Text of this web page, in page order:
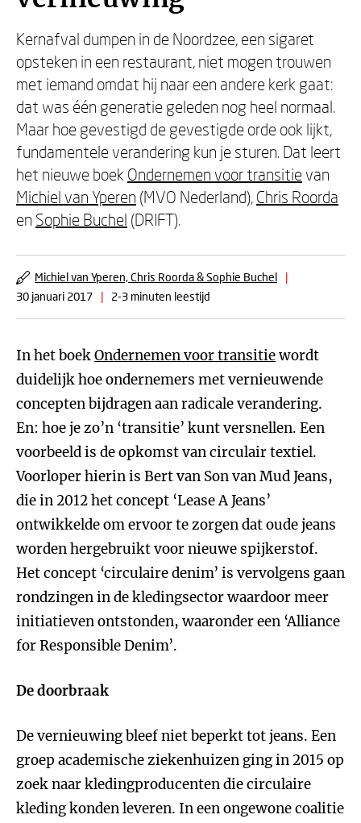
Kernafval dumpen in de Noordzee, een sigaret
opsteken in een restaurant, niet mogen trouwen
met iemand omdat hij naar een andere kerk gaat:
dat was één generatie geleden nog heel normaal.
Maar hoe gevestigd de gevestigde orde ook lijkt,
fundamentele verandering kun je sturen. Dat leert
het nieuwe boek Ondernemen voor transitie van
Michiel van Yperen (MVO Nederland), Chris Roorda
en Sophie Buchel (DRIFT).
Michiel van Yperen, Chris Roorda & Sophie Buchel
|
30 januari 2017
| 2-3 minuten leestijd
In het boekOndernemen voor transitiewordt
duidelijk hoe ondernemers met vernieuwende
concepten bijdragen aan radicale verandering.
En: hoe je zo’n ‘transitie’ kunt versnellen. Een
voorbeeld is de opkomst van circulair textiel.
Voorloper hierin is Bert van Son van Mud Jeans,
die in 2012 het concept ‘Lease A Jeans’
ontwikkelde om ervoor te zorgen dat oude jeans
worden hergebruikt voor nieuwe spijkerstof.
Het concept ‘circulaire denim’ is vervolgens gaan
rondzingen in de kledingsector waardoor meer
initiatieven ontstonden, waaronder een ‘Alliance
for Responsible Denim’.
De doorbraak
De vernieuwing bleef niet beperkt tot jeans. Een
groep academische ziekenhuizen ging in 2015 op
zoek naar kledingproducenten die circulaire
kleding konden leveren. In een ongewone coalitie